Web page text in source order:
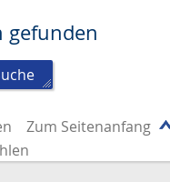
gefunden
Zum Seitenanfang